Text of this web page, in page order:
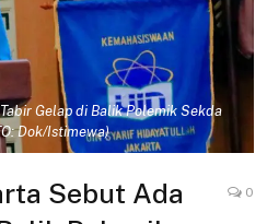
Gelap di Balik Polemik Sekda
Dok/Istimewa)
Sebut Ada
0